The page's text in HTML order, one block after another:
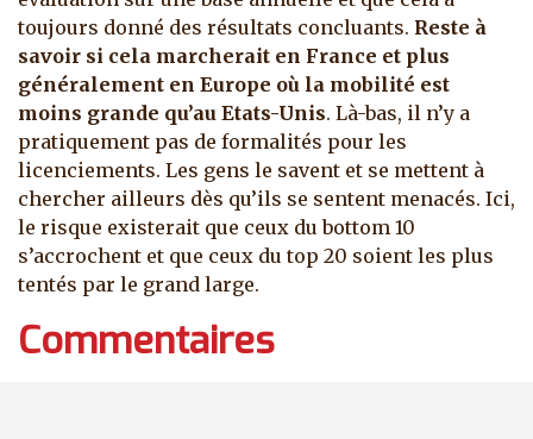
toujours donné des résultats concluants. Reste à
savoir si cela marcherait en France et plus
généralement en Europe où la mobilité est
moins grande qu’au Etats-Unis. Là-bas, il n’y a
pratiquement pas de formalités pour les
licenciements. Les gens le savent et se mettent à
chercher ailleurs dès qu’ils se sentent menacés. Ici,
le risque existerait que ceux du bottom 10
s’accrochent et que ceux du top 20 soient les plus
tentés par le grand large.
Commentaires